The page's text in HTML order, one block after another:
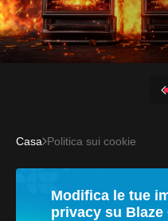
Casa Politica sui cookie
Modifica le tue
privacy su Blaze